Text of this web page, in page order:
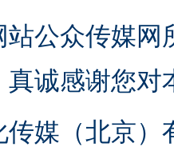
站公众传媒
真诚感谢您
传媒（北京）